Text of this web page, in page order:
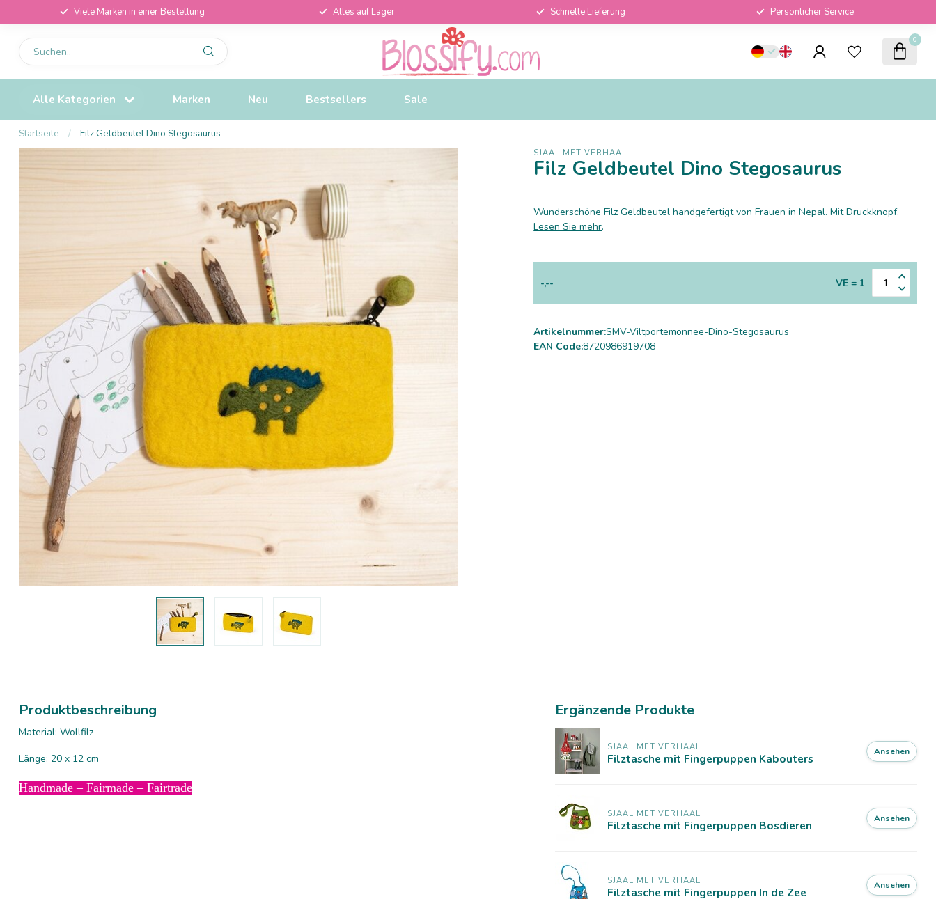
Viele Marken in einer Bestellung Alles auf Lager Schnelle Lieferung Persönlicher Service
0
Alle Kategorien Marken Neu Bestsellers Sale
Startseite / Filz Geldbeutel Dino Stegosaurus
SJAAL MET VERHAAL
Filz Geldbeutel Dino Stegosaurus
Wunderschöne Filz Geldbeutel handgefertigt von Frauen in Nepal. Mit Druckknopf.
Lesen Sie mehr.
-,-- VE = 1
Artikelnummer:SMV-Viltportemonnee-Dino-Stegosaurus
EAN Code:8720986919708
Produktbeschreibung
Material: Wollfilz
Länge: 20 x 12 cm
Handmade – Fairmade – Fairtrade
Ergänzende Produkte
SJAAL MET VERHAAL
Filztasche mit Fingerpuppen Kabouters Ansehen
SJAAL MET VERHAAL
Filztasche mit Fingerpuppen Bosdieren Ansehen
SJAAL MET VERHAAL
Filztasche mit Fingerpuppen In de Zee Ansehen